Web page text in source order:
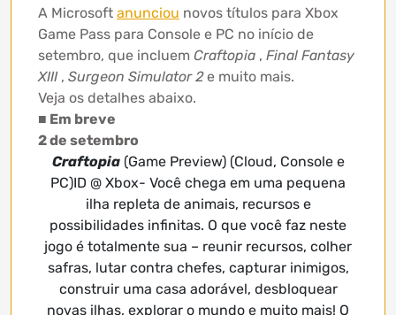
A Microsoft anunciou novos títulos para Xbox
Game Pass para Console e PC no início de
setembro, que incluem Craftopia , Final Fantasy
XIII, Surgeon Simulator 2e muito mais.
Veja os detalhes abaixo.
■ Em breve
2 de setembro
Craftopia(Game Preview) (Cloud, Console e
PC)ID @ Xbox- Você chega em uma pequena
ilha repleta de animais, recursos e
possibilidades infinitas. O que você faz neste
jogo é totalmente sua – reunir recursos, colher
safras, lutar contra chefes, capturar inimigos,
construir uma casa adorável, desbloquear
novas ilhas, explorar o mundo e muito mais! O